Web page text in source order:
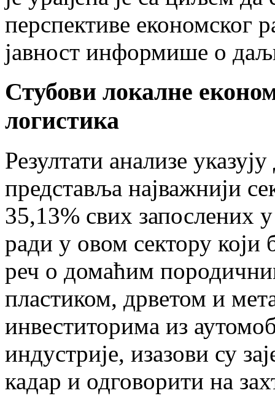
перспективе економског
јавност информише о
Стубови локалне
логистика
Резултати анализе
представља најважнији
35,13% свих
ради у овом сектору који
реч о домаћим
пластиком, дрветом и
инвеститорима из
индустрије, изазови су
кадар и одговорити на